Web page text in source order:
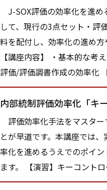
J-SOX評価の効率化を進め
して、現行の3点セット・評
料を配付し、効率化の進め
【講座内容】 ・基本的な
評価/評価調書作成の効率化
内部統制評価効率化「キ
評価効率化手法をマスタ
とが早道です。本講座では
率化を進めるうえでのポイ
ます。 【演習】キーコント